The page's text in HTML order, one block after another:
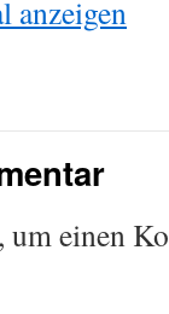
anzeigen
um einen